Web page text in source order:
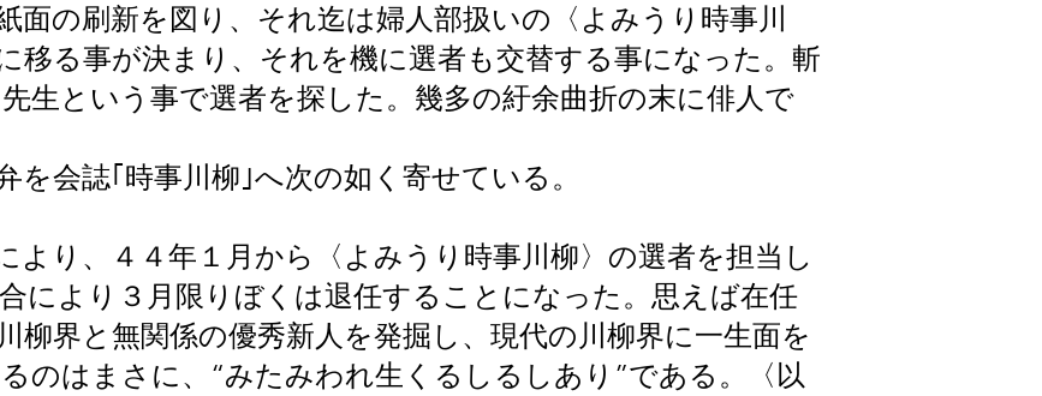
面の刷新を図り、それ迄は婦人部扱いの〈よみうり時事川
移る事が決まり、それを機に選者も交替する事になった。斬
生という事で選者を探した。幾多の紆余曲折の末に俳人で
を会誌｢時事川柳｣へ次の如く寄せている。
より、４４年１月から〈よみうり時事川柳〉の選者を担当し
により３月限りぼくは退任することになった。思えば在任
柳界と無関係の優秀新人を発掘し、現代の川柳界に一生面を
のはまさに、“みたみわれ生くるしるしあり”である。〈以